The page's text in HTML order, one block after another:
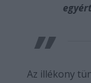
Az illékony